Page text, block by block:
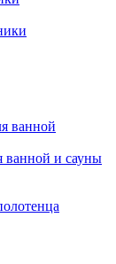
ванной
ванной и сауны